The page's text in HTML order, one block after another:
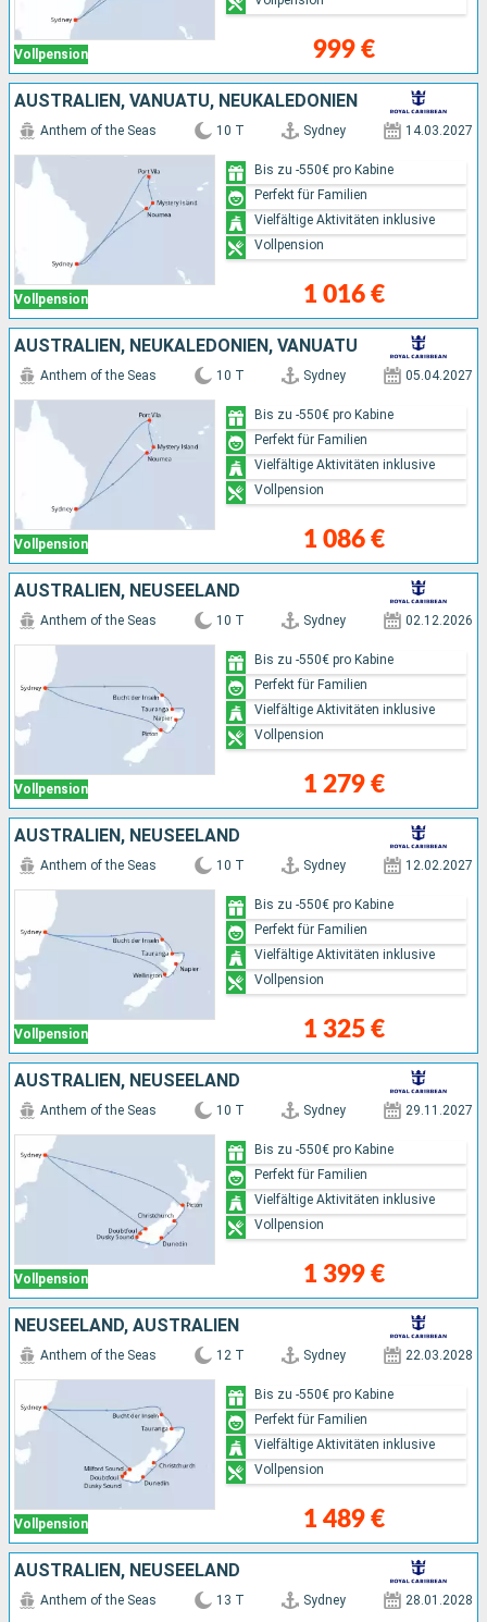
Vollpension 999 €
AUSTRALIEN, VANUATU, NEUKALEDONIEN
Vollpension
Anthem of the Seas 10 T Sydney 14.03.2027
1 016 €
Bis zu -550€ pro Kabine
Perfekt für Familien
Vielfältige Aktivitäten inklusive
Vollpension
AUSTRALIEN, NEUKALEDONIEN, VANUATU
Vollpension
Anthem of the Seas 10 T Sydney 05.04.2027
1 086 €
Bis zu -550€ pro Kabine
Perfekt für Familien
Vielfältige Aktivitäten inklusive
Vollpension
AUSTRALIEN, NEUSEELAND
Vollpension
Anthem of the Seas 10 T Sydney 02.12.2026
1 279 €
Bis zu -550€ pro Kabine
Perfekt für Familien
Vielfältige Aktivitäten inklusive
Vollpension
AUSTRALIEN, NEUSEELAND
Vollpension
Anthem of the Seas 10 T Sydney 12.02.2027
1 325 €
Bis zu -550€ pro Kabine
Perfekt für Familien
Vielfältige Aktivitäten inklusive
Vollpension
AUSTRALIEN, NEUSEELAND
Vollpension
Anthem of the Seas 10 T Sydney 29.11.2027
1 399 €
Bis zu -550€ pro Kabine
Perfekt für Familien
Vielfältige Aktivitäten inklusive
Vollpension
NEUSEELAND, AUSTRALIEN
Vollpension
Anthem of the Seas 12 T Sydney 22.03.2028
1 489 €
Bis zu -550€ pro Kabine
Perfekt für Familien
Vielfältige Aktivitäten inklusive
Vollpension
AUSTRALIEN, NEUSEELAND
Anthem of the Seas 13 T Sydney 28.01.2028